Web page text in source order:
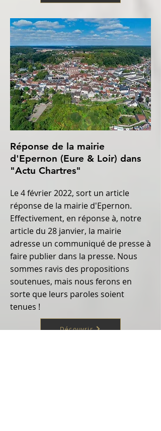
Réponse de la mairie
d'Epernon (Eure & Loir) dans
"Actu Chartres"
Le 4 février 2022, sort un article
réponse de la mairie d'Epernon.
Effectivement, en réponse à, notre
article du 28 janvier, la mairie
adresse un communiqué de presse à
faire publier dans la presse. Nous
sommes ravis des propositions
soutenues, mais nous ferons en
sorte que leurs paroles soient
tenues !
Découvrir